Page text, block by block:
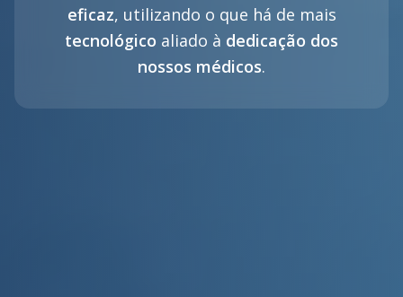
eficaz, utilizando o que há de mais
tecnológico aliado à dedicação dos
nossos médicos.